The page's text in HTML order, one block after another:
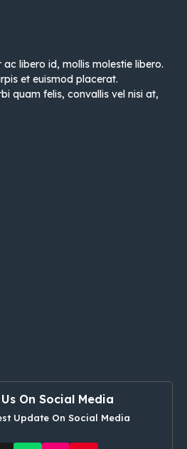
libero id, mollis molestie libero.
et euismod placerat.
quam felis, convallis vel nisi at,
On Social Media
Update On Social Media